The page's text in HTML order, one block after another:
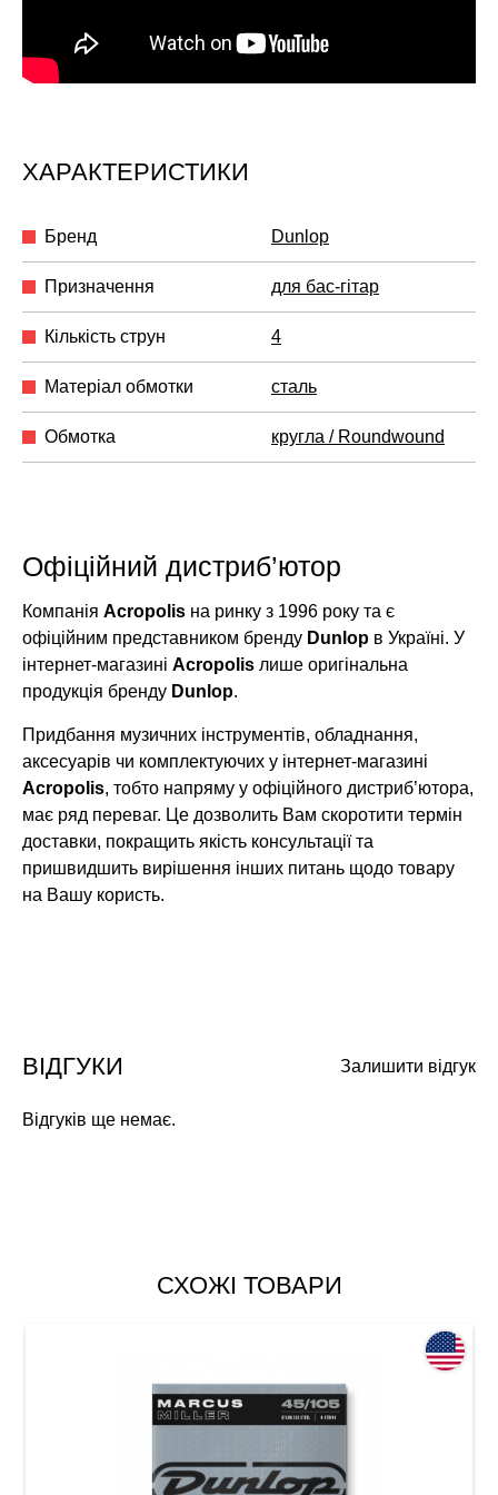
ХАРАКТЕРИСТИКИ
Бренд Dunlop
Призначення для бас-гітар
Кількість струн 4
Матеріал обмотки сталь
Обмотка кругла / Roundwound
Офіційний дистриб’ютор
Компанія Acropolis на ринку з 1996 року та є
офіційним представником бренду Dunlop в Україні. У
інтернет-магазині Acropolis лише оригінальна
продукція бренду Dunlop.
Придбання музичних інструментів, обладнання,
аксесуарів чи комплектуючих у інтернет-магазині
Acropolis, тобто напряму у офіційного дистриб’ютора,
має ряд переваг. Це дозволить Вам скоротити термін
доставки, покращить якість консультації та
пришвидшить вирішення інших питань щодо товару
на Вашу користь.
Залишити відгук
ВІДГУКИ
Відгуків ще немає.
СХОЖІ ТОВАРИ